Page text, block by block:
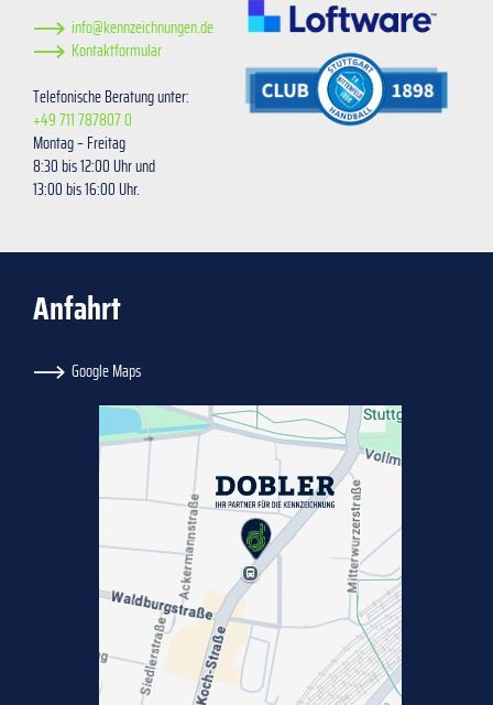
info@kennzeichnungen.de
Kontaktformular
Telefonische Beratung unter:
+49 711 787807 0
Montag – Freitag
8:30 bis 12:00 Uhr und
13:00 bis 16:00 Uhr.
Anfahrt
Google Maps